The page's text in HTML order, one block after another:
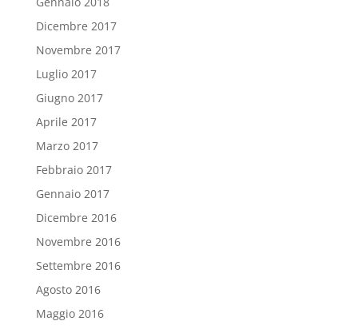
Dicembre 2017
Novembre 2017
Luglio 2017
Giugno 2017
Aprile 2017
Marzo 2017
Febbraio 2017
Gennaio 2017
Dicembre 2016
Novembre 2016
Settembre 2016
Agosto 2016
Maggio 2016